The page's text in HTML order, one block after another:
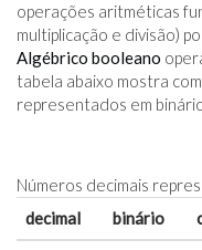
operações aritméticas
multiplicação e divisão)
Algébrico booleano
tabela abaixo mostra
representados em
Números decimais
decimal
binário